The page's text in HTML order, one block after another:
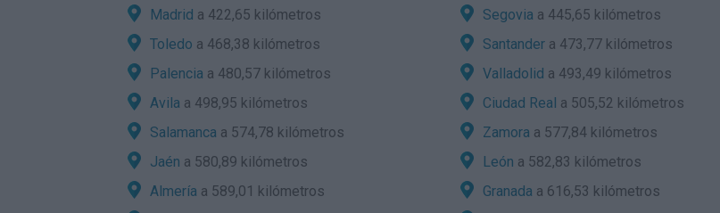
Madrid a 422,65 kilómetros Segovia a 445,65 kilómetros
Toledo a 468,38 kilómetros Santandera 473,77 kilómetros
Palencia a 480,57 kilómetros Valladolid a 493,49 kilómetros
Avila a 498,95 kilómetros Ciudad Real a 505,52 kilómetros
Salamanca a 574,78 kilómetros Zamora a 577,84 kilómetros
Jaén a 580,89 kilómetros León a 582,83 kilómetros
Almería a 589,01 kilómetros Granada a 616,53 kilómetros